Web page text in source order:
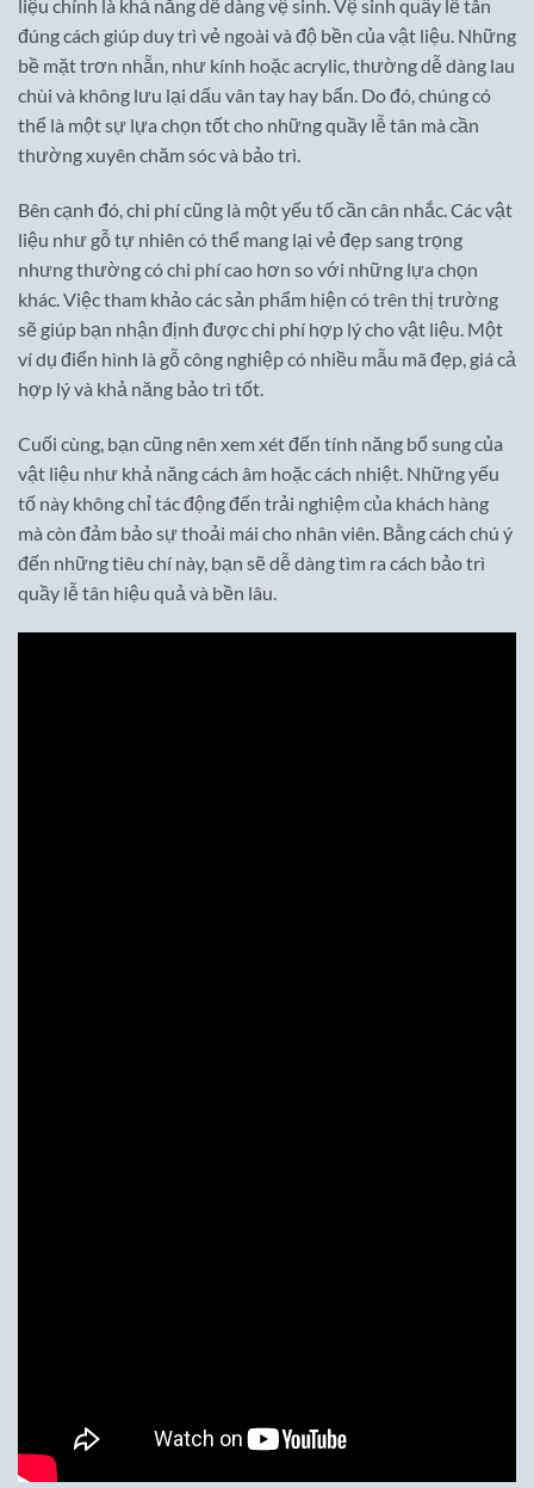
liệu chính là khả năng dễ dàng vệ sinh. Vệ sinh quầy lễ tân
đúng cách giúp duy trì vẻ ngoài và độ bền của vật liệu. Những
bề mặt trơn nhẵn, như kính hoặc acrylic, thường dễ dàng lau
chùi và không lưu lại dấu vân tay hay bẩn. Do đó, chúng có
thể là một sự lựa chọn tốt cho những quầy lễ tân mà cần
thường xuyên chăm sóc và bảo trì.
Bên cạnh đó, chi phí cũng là một yếu tố cần cân nhắc. Các vật
liệu như gỗ tự nhiên có thể mang lại vẻ đẹp sang trọng
nhưng thường có chi phí cao hơn so với những lựa chọn
khác. Việc tham khảo các sản phẩm hiện có trên thị trường
sẽ giúp bạn nhận định được chi phí hợp lý cho vật liệu. Một
ví dụ điển hình là gỗ công nghiệp có nhiều mẫu mã đẹp, giá cả
hợp lý và khả năng bảo trì tốt.
Cuối cùng, bạn cũng nên xem xét đến tính năng bổ sung của
vật liệu như khả năng cách âm hoặc cách nhiệt. Những yếu
tố này không chỉ tác động đến trải nghiệm của khách hàng
mà còn đảm bảo sự thoải mái cho nhân viên. Bằng cách chú ý
đến những tiêu chí này, bạn sẽ dễ dàng tìm ra cách bảo trì
quầy lễ tân hiệu quả và bền lâu.